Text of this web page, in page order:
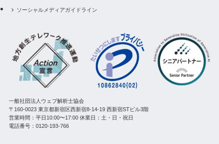
ソーシャルメディアガイドライン
一般社団法人ウェブ解析士協会
〒160-0023 東京都新宿区西新宿8-14-19 西新宿STビル3階
営業時間：平日10:00〜17:00 休業日：土・日・祝日
電話番号：0120-193-766